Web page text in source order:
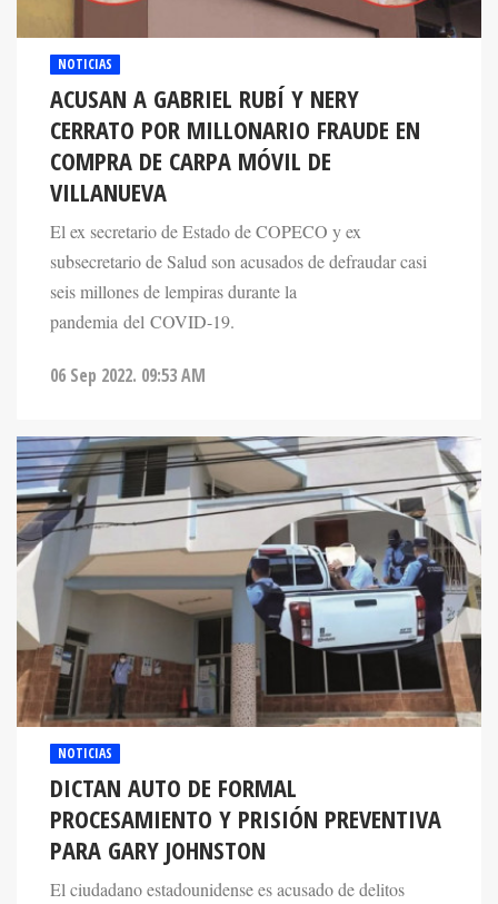
NOTICIAS
ACUSAN A GABRIEL RUBÍ Y NERY
CERRATO POR MILLONARIO FRAUDE EN
COMPRA DE CARPA MÓVIL DE
VILLANUEVA
El ex secretario de Estado de COPECO y ex
subsecretario de Salud son acusados de defraudar casi
seis millones de lempiras durante la
pandemia del COVID-19.
06 Sep 2022. 09:53 AM
NOTICIAS
DICTAN AUTO DE FORMAL
PROCESAMIENTO Y PRISIÓN PREVENTIVA
PARA GARY JOHNSTON
El ciudadano estadounidense es acusado de delitos